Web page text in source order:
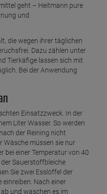
geht – Heitmann pure
und
die wegen ihrer täglichen
Dazu zählen unter
Tierkäfige lassen sich mit
Bei der Anwendung
Einsatzzweck. In der
Liter Wasser. So werden
der Reining nicht
Wäsche müssen sie nur
bei einer Temperatur von 40
der Sauerstoffbleiche
Sie zwei Esslöffel der
Nach einer
und waschen es im